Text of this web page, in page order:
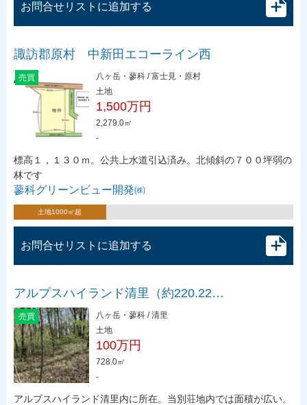
お問合せリストに追加する
諏訪郡原村 中新田エコーライン西
売買
八ヶ岳・蓼科 / 富士見・原村
土地
1,500万円
2,279.0㎡
-
標高１，１３０ｍ。公共上水道引込済み。北傾斜の７００坪弱の
林です
蓼科グリーンビュー開発㈱
土地1000㎡超
お問合せリストに追加する
アルプスハイランド清里（約220.22…
売買
八ヶ岳・蓼科 / 清里
土地
100万円
728.0㎡
-
アルプスハイランド清里内に所在。当別荘地内では面積が広い。